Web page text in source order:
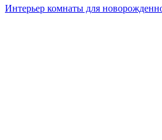
Интерьер комнаты для